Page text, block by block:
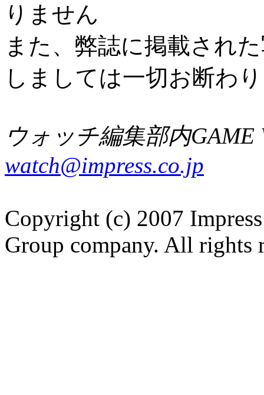
りません
また、弊誌に掲載され
しましては一切お断わ
ウォッチ編集部内GAME
watch@impress.co.jp
Copyright (c) 2007
Group company. All rights